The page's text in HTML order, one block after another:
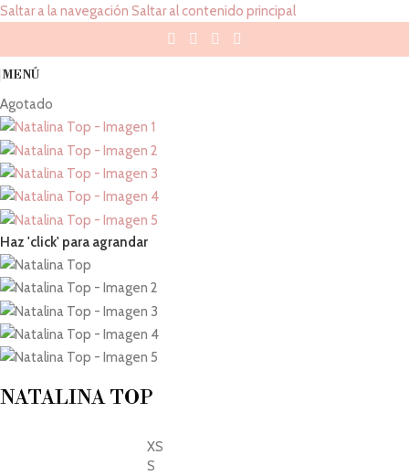
Saltar a la navegación Saltar al contenido principal
MENÚ
Agotado
Haz 'click' para agrandar
NATALINA TOP
XS
S